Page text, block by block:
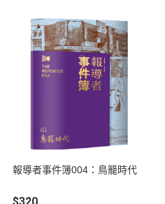
報導者事件簿004：鳥籠時代
$320